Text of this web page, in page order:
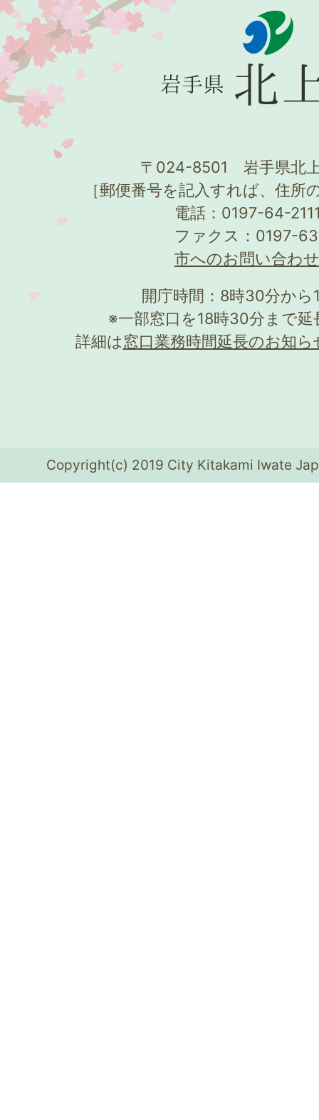
〒024-8501 岩手県北
［郵便番号を記入すれば、住所
電話：0197-64-
ファクス：0197-
市へのお問い合わ
開庁時間：8時30分か
※一部窓口を18時30分まで
詳細は窓口業務時間延長のお知ら
Copyright(c) 2019 City Kitakami Iwate